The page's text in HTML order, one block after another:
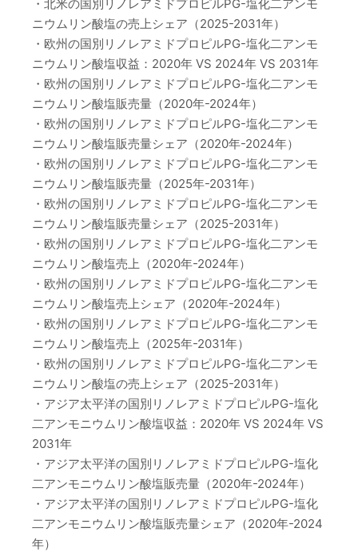
・北米の国別リノレアミドプロピルPG-塩化二アンモ
ニウムリン酸塩の売上シェア（2025-2031年）
・欧州の国別リノレアミドプロピルPG-塩化二アンモ
ニウムリン酸塩収益：2020年 VS 2024年 VS 2031年
・欧州の国別リノレアミドプロピルPG-塩化二アンモ
ニウムリン酸塩販売量（2020年-2024年）
・欧州の国別リノレアミドプロピルPG-塩化二アンモ
ニウムリン酸塩販売量シェア（2020年-2024年）
・欧州の国別リノレアミドプロピルPG-塩化二アンモ
ニウムリン酸塩販売量（2025年-2031年）
・欧州の国別リノレアミドプロピルPG-塩化二アンモ
ニウムリン酸塩販売量シェア（2025-2031年）
・欧州の国別リノレアミドプロピルPG-塩化二アンモ
ニウムリン酸塩売上（2020年-2024年）
・欧州の国別リノレアミドプロピルPG-塩化二アンモ
ニウムリン酸塩売上シェア（2020年-2024年）
・欧州の国別リノレアミドプロピルPG-塩化二アンモ
ニウムリン酸塩売上（2025年-2031年）
・欧州の国別リノレアミドプロピルPG-塩化二アンモ
ニウムリン酸塩の売上シェア（2025-2031年）
・アジア太平洋の国別リノレアミドプロピルPG-塩化
二アンモニウムリン酸塩収益：2020年 VS 2024年 VS
2031年
・アジア太平洋の国別リノレアミドプロピルPG-塩化
二アンモニウムリン酸塩販売量（2020年-2024年）
・アジア太平洋の国別リノレアミドプロピルPG-塩化
二アンモニウムリン酸塩販売量シェア（2020年-2024
年）